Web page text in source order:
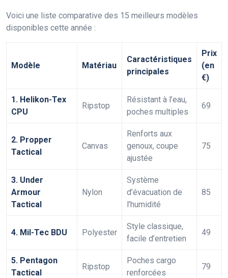
Voici une liste comparative des 15 meilleurs modèles
disponibles cette année :
Modèle Matériau
Caractéristiques
principales
Prix
(en
€)
1. Helikon-Tex
CPU
Ripstop
Résistant à l’eau,
poches multiples
69
2. Propper
Tactical
Canvas
Renforts aux
genoux, coupe
ajustée
75
3. Under
Armour
Tactical
Nylon
Système
d’évacuation de
l’humidité
85
4. Mil-Tec BDU Polyester
Style classique,
facile d’entretien
49
5. Pentagon
Tactical
Ripstop
Poches cargo
renforcées
79